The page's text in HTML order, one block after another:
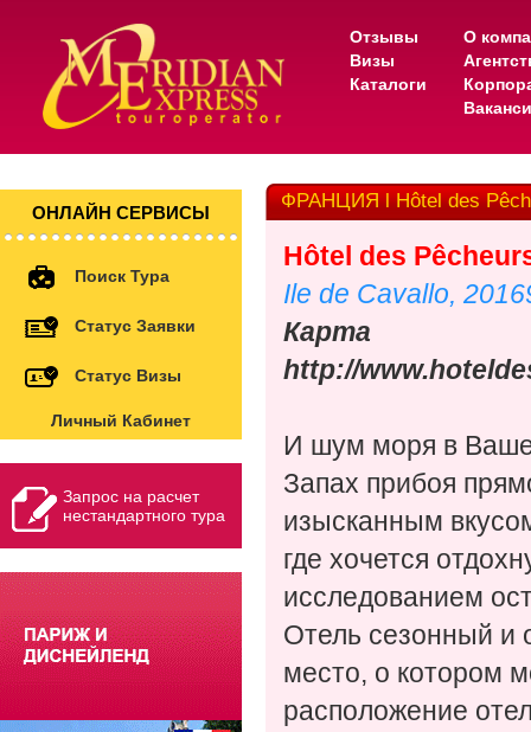
Отзывы
Визы
Каталоги
О
ОНЛАЙН СЕРВИСЫ
Поиск Тура
Статус Заявки
Статус Визы
Личный Кабинет
Запрос на расчет
нестандартного тура
ФРАНЦИЯ l Hôtel des
Hôtel des
Ile de Cavallo,
Карта
http://
И шум моря в
Запах прибоя
изысканным
где хочется
исследованием
Отель сезонный и
место, о котором
расположение